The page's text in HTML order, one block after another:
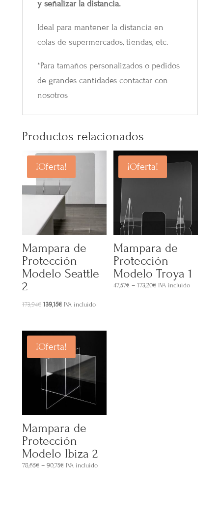
y señalizar la distancia.
Ideal para mantener la distancia en
colas de supermercados, tiendas, etc.
*Para tamaños personalizados o pedidos
de grandes cantidades contactar con
nosotros
Productos relacionados
¡Oferta!
Mampara de
Protección
Modelo Seattle
2
173,94€ El
era:
173,94€.
139,15€El
es:
139,15€.
IVA incluido
¡Oferta!
Mampara de
Protección
Modelo Troya 1
47,57€ –173,20€ IVA incluido
¡Oferta!
Mampara de
Protección
Modelo Ibiza 2
78,65€ – 90,75€ IVA incluido